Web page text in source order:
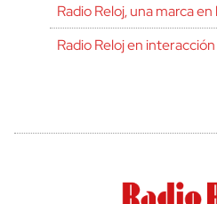
Radio Reloj, una marca
Radio Reloj en